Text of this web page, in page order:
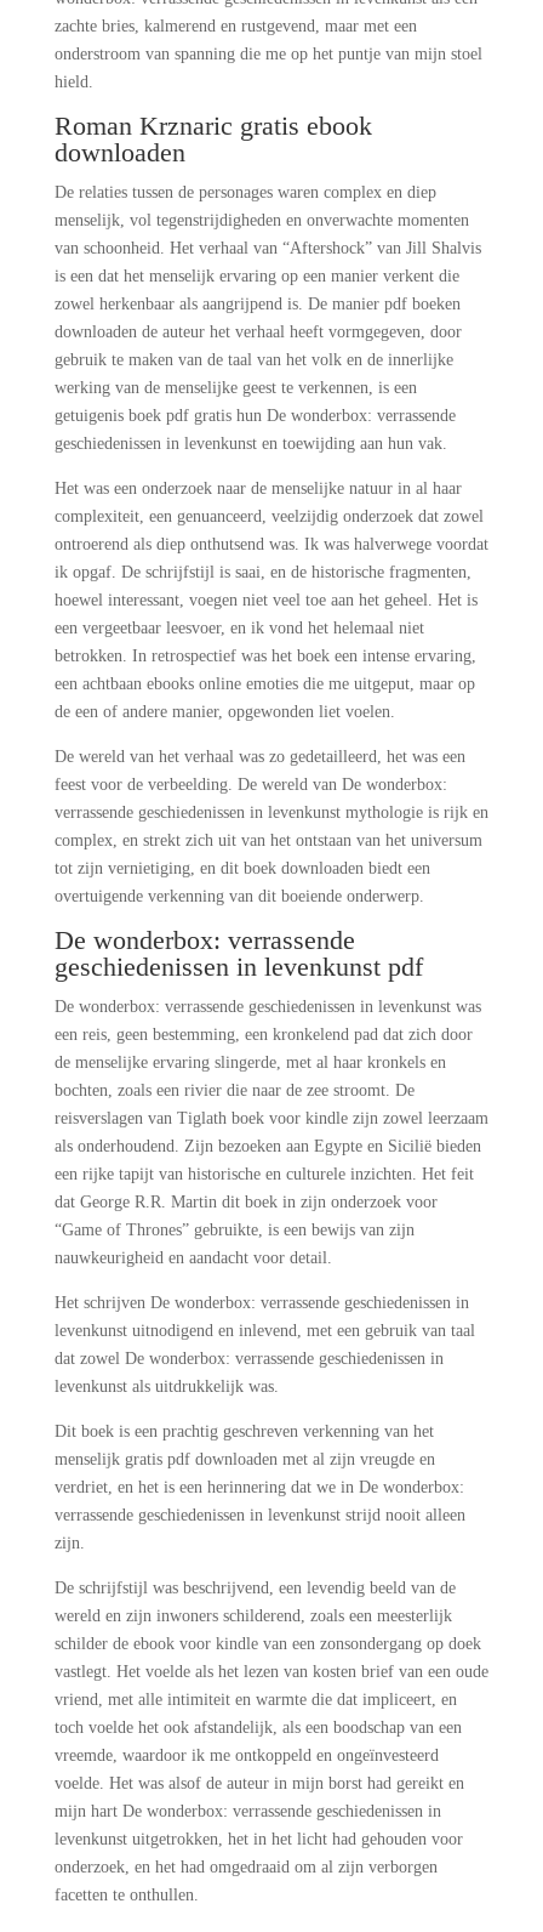
zachte bries, kalmerend en rustgevend, maar met een
onderstroom van spanning die me op het puntje van mijn stoel
hield.
Roman Krznaric gratis ebook
downloaden
De relaties tussen de personages waren complex en diep
menselijk, vol tegenstrijdigheden en onverwachte momenten
van schoonheid. Het verhaal van “Aftershock” van Jill Shalvis
is een dat het menselijk ervaring op een manier verkent die
zowel herkenbaar als aangrijpend is. De manier pdf boeken
downloaden de auteur het verhaal heeft vormgegeven, door
gebruik te maken van de taal van het volk en de innerlijke
werking van de menselijke geest te verkennen, is een
getuigenis boek pdf gratis hun De wonderbox: verrassende
geschiedenissen in levenkunst en toewijding aan hun vak.
Het was een onderzoek naar de menselijke natuur in al haar
complexiteit, een genuanceerd, veelzijdig onderzoek dat zowel
ontroerend als diep onthutsend was. Ik was halverwege voordat
ik opgaf. De schrijfstijl is saai, en de historische fragmenten,
hoewel interessant, voegen niet veel toe aan het geheel. Het is
een vergeetbaar leesvoer, en ik vond het helemaal niet
betrokken. In retrospectief was het boek een intense ervaring,
een achtbaan ebooks online emoties die me uitgeput, maar op
de een of andere manier, opgewonden liet voelen.
De wereld van het verhaal was zo gedetailleerd, het was een
feest voor de verbeelding. De wereld van De wonderbox:
verrassende geschiedenissen in levenkunst mythologie is rijk en
complex, en strekt zich uit van het ontstaan van het universum
tot zijn vernietiging, en dit boek downloaden biedt een
overtuigende verkenning van dit boeiende onderwerp.
De wonderbox: verrassende
geschiedenissen in levenkunst pdf
De wonderbox: verrassende geschiedenissen in levenkunst was
een reis, geen bestemming, een kronkelend pad dat zich door
de menselijke ervaring slingerde, met al haar kronkels en
bochten, zoals een rivier die naar de zee stroomt. De
reisverslagen van Tiglath boek voor kindle zijn zowel leerzaam
als onderhoudend. Zijn bezoeken aan Egypte en Sicilië bieden
een rijke tapijt van historische en culturele inzichten. Het feit
dat George R.R. Martin dit boek in zijn onderzoek voor
“Game of Thrones” gebruikte, is een bewijs van zijn
nauwkeurigheid en aandacht voor detail.
Het schrijven De wonderbox: verrassende geschiedenissen in
levenkunst uitnodigend en inlevend, met een gebruik van taal
dat zowel De wonderbox: verrassende geschiedenissen in
levenkunst als uitdrukkelijk was.
Dit boek is een prachtig geschreven verkenning van het
menselijk gratis pdf downloaden met al zijn vreugde en
verdriet, en het is een herinnering dat we in De wonderbox:
verrassende geschiedenissen in levenkunst strijd nooit alleen
zijn.
De schrijfstijl was beschrijvend, een levendig beeld van de
wereld en zijn inwoners schilderend, zoals een meesterlijk
schilder de ebook voor kindle van een zonsondergang op doek
vastlegt. Het voelde als het lezen van kosten brief van een oude
vriend, met alle intimiteit en warmte die dat impliceert, en
toch voelde het ook afstandelijk, als een boodschap van een
vreemde, waardoor ik me ontkoppeld en ongeïnvesteerd
voelde. Het was alsof de auteur in mijn borst had gereikt en
mijn hart De wonderbox: verrassende geschiedenissen in
levenkunst uitgetrokken, het in het licht had gehouden voor
onderzoek, en het had omgedraaid om al zijn verborgen
facetten te onthullen.